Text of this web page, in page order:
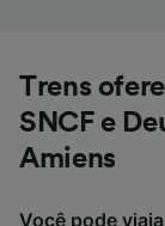
Trens
SNCF e
Amiens
Você pode